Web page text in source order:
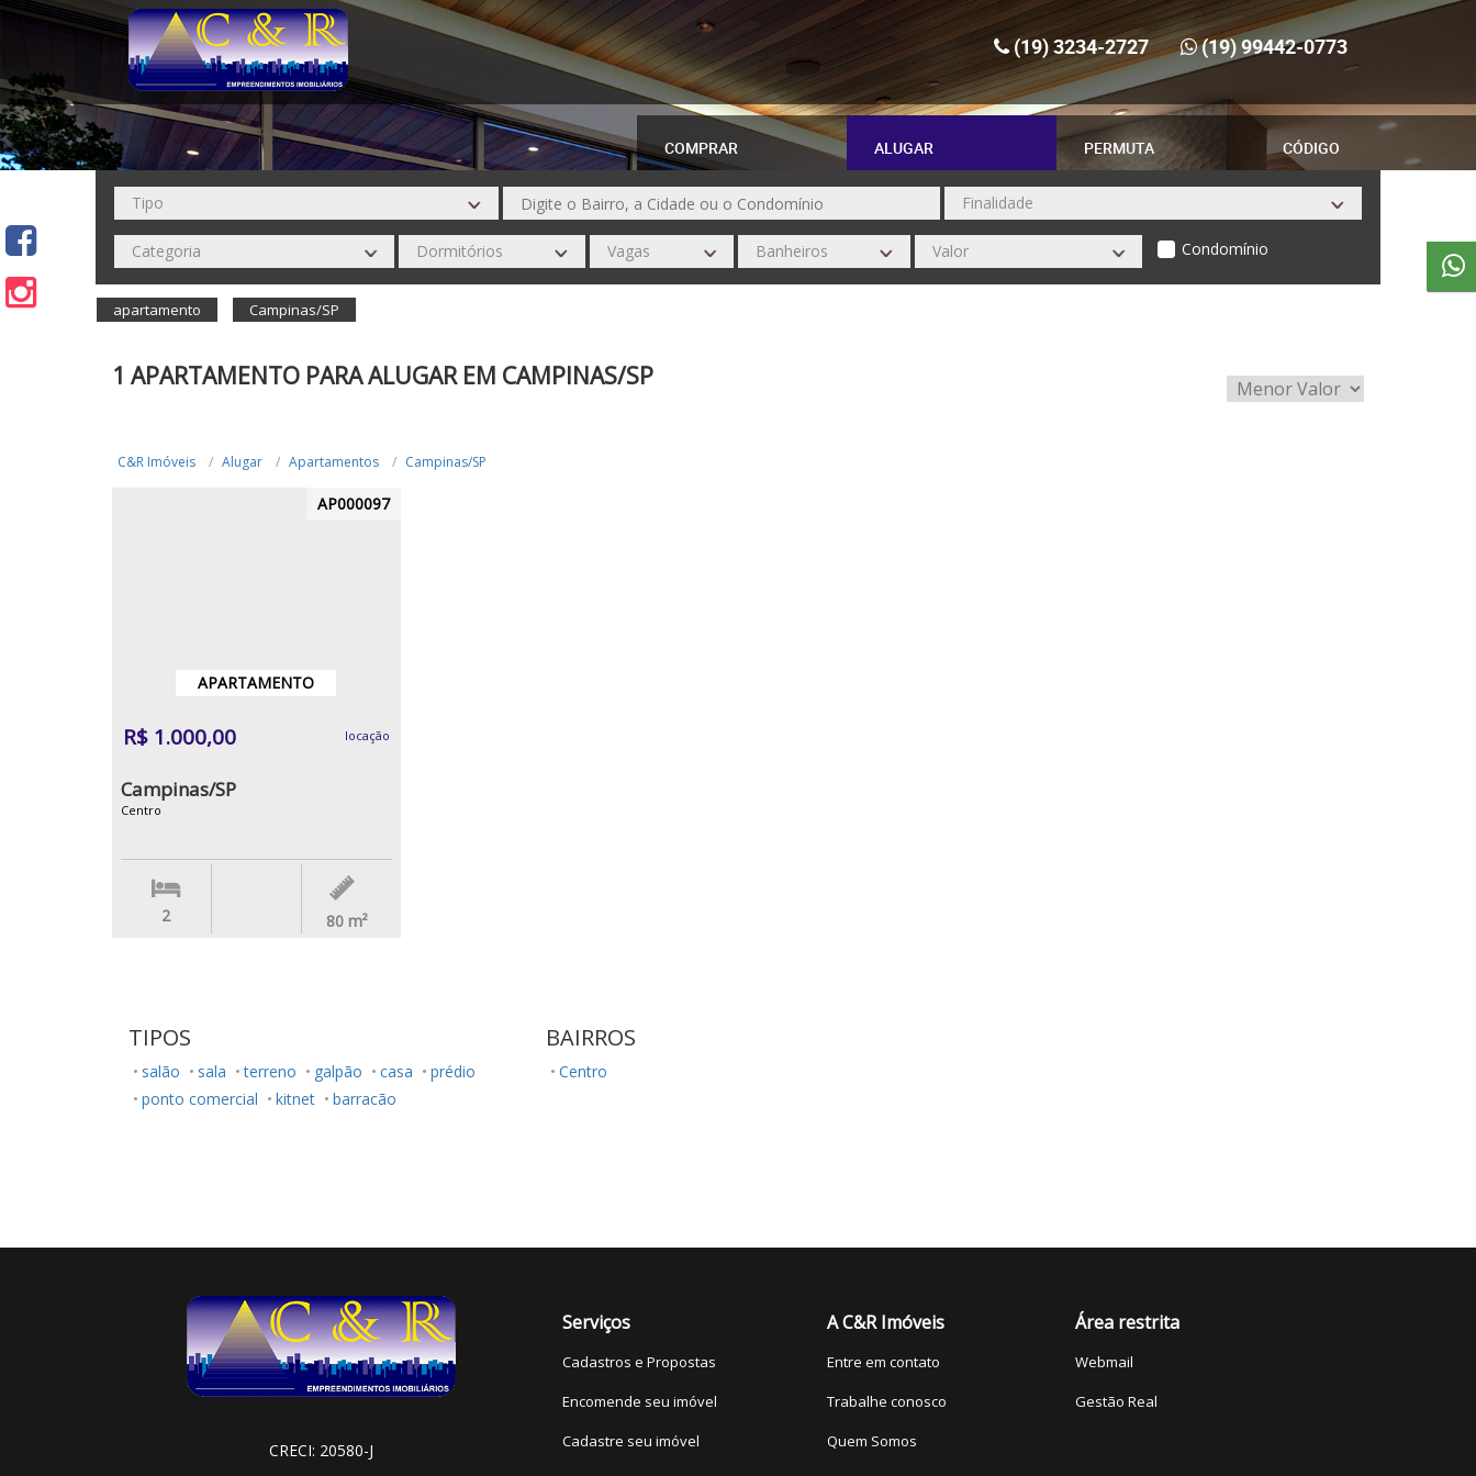
(19) 99442-0773
(19) 3234-2727
COMPRAR ALUGAR PERMUTA CÓDIGO
Condomínio
apartamento Campinas/SP
1 APARTAMENTO PARA ALUGAR EM CAMPINAS/SP
C&R Imóveis Alugar Apartamentos Campinas/SP
AP000097
APARTAMENTO
R$ 1.000,00 locação
Campinas/SP
Centro
2 80 m²
TIPOS
salão sala terreno galpão casa
prédio
ponto comercial
kitnet barracão
BAIRROS
Centro
CRECI: 20580-J
Serviços
Cadastros e Propostas
Encomende seu imóvel
Cadastre seu imóvel
A C&R Imóveis
Entre em contato
Trabalhe conosco
Quem Somos
Área restrita
Webmail
Gestão Real